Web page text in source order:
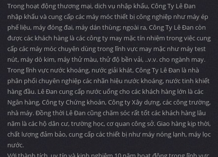
Trong hoạt động thương mại, dịch vụ nhập khẩu, Công Ty Lê Đan
nhập khẩu và cung cấp các máy móc thiết bị công nghiệp như máy ép
phế liệu, máy đóng đai, máy dán thùng; ngoài ra, Công Ty Lê Đan còn
được các khách hàng là các công ty may mặc tín nhiệm trong việc cung
cấp các máy móc chuyên dùng trong lĩnh vực may mặc như máy test
nút, máy dò kim, máy thử màu, thử độ bền vải, ..v.v. cho ngành may.
Trong lĩnh vực nước khoáng, nước giải khát, Công Ty Lê Đan là nhà
phân phối chuyên nghiệp các nhãn hiệu nước khoáng, nước tinh khiết
hàng đầu. Lê Đan cung cấp nước uống cho các khách hàng lớn là các
Ngân hàng, Công ty Chứng khoán, Công ty Xây dựng, các công trường,
nhà máy. Đồng thời Lê Đan cũng chăm sóc rất tốt các khách hàng lâu
năm là các hộ dân cư, trường học, cơ quan công sở. Giao hàng kịp thời,
chất lượng đảm bảo, cung cấp các thiết bị như máy nóng lạnh, máy lọc
nước.